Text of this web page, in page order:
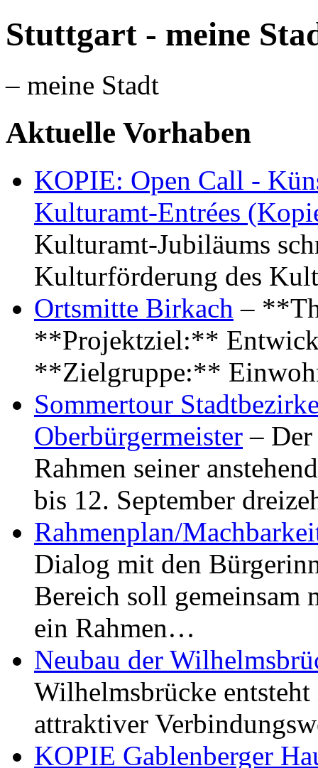
Stuttgart - meine
– meine Stadt
Aktuelle Vorhaben
KOPIE: Open Call -
Kulturamt-Entrées
Kulturamt-Jubiläums
Kulturförderung des
Ortsmitte Birkach –
**Projektziel:**
**Zielgruppe:**
Sommertour
Oberbürgermeister –
Rahmen seiner
bis 12. September
Rahmenplan/
Dialog mit den
Bereich soll gemeinsam
ein Rahmen…
Neubau der
Wilhelmsbrücke
attraktiver
KOPIE Gablenberger